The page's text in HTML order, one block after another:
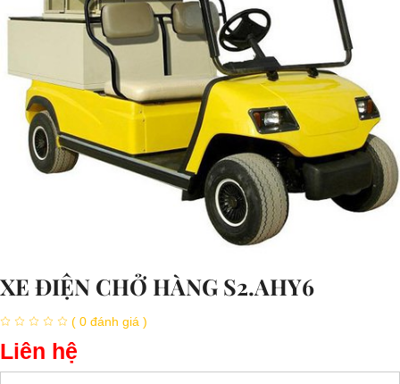
XE ĐIỆN CHỞ HÀNG S2.AHY6
( 0 đánh giá )
Liên hệ